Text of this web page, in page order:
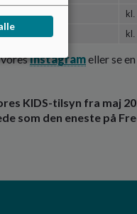
voresInstagrameller se en
KIDS-tilsyn fra maj
som den eneste på